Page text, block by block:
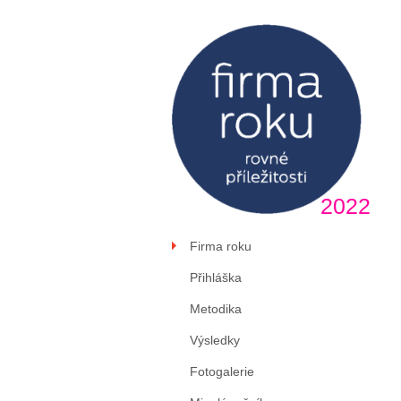
2022
Firma roku
Přihláška
Metodika
Výsledky
Fotogalerie